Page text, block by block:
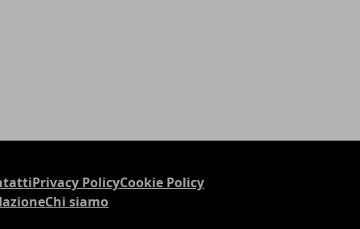
Privacy PolicyCookie Policy
Chi siamo